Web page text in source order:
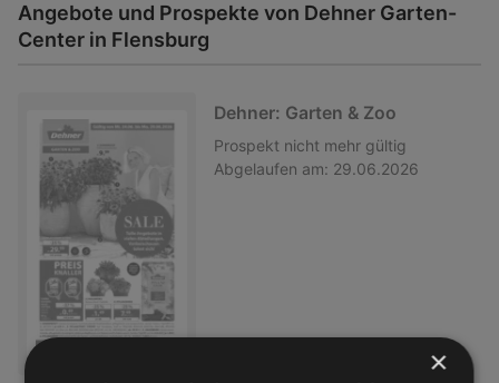
Angebote und Prospekte von Dehner Garten-
Center in Flensburg
Dehner: Garten & Zoo
Prospekt nicht mehr gültig
Abgelaufen am: 29.06.2026
×